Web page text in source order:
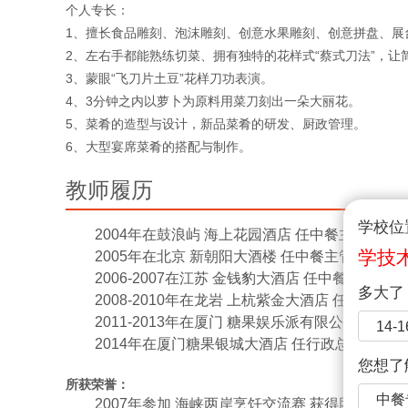
学校位
学技
多大了
14-
您想了
中
个人专长：
1、擅长食品雕刻、泡沫雕刻、创意水果雕刻、创意拼盘、展
2、左右手都能熟练切菜、拥有独特的花样式“蔡式刀法”，
3、蒙眼“飞刀片土豆”花样刀功表演。
4、3分钟之内以萝卜为原料用菜刀刻出一朵大丽花。
5、菜肴的造型与设计，新品菜肴的研发、厨政管理。
6、大型宴席菜肴的搭配与制作。
教师履历
2004年在鼓浪屿 海上花园酒店 任中餐主管。
2005年在北京 新朝阳大酒楼 任中餐主管。
2006-2007在江苏 金钱豹大酒店 任中餐主管。
2008-2010年在龙岩 上杭紫金大酒店 任中餐主管
2011-2013年在厦门 糖果娱乐派有限公司 任中
2014年在厦门糖果银城大酒店 任行政总厨。
所获荣誉：
2007年参加 海峡两岸烹饪交流赛 获得团体金奖